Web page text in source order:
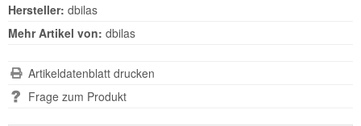
Hersteller: dbilas
Mehr Artikel von: dbilas
Artikeldatenblatt drucken
Frage zum Produkt